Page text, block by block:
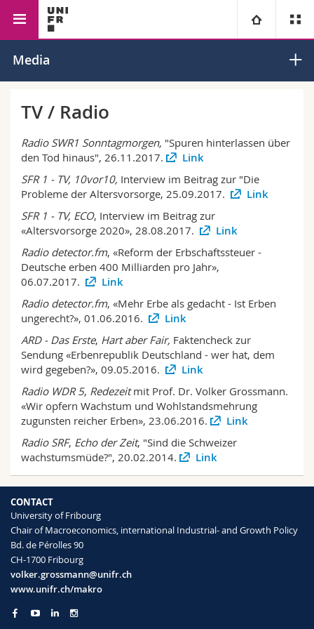
University
University
Continuing education
Law
Management, Economics and Social sciences
Humanities
Education
Science and Medicine
Interfaculty
You are
Prospective students
Students
Medias
Researchers
Employees
PhD students
Ressources
Directory
Maps/Orientation
Libraries
Webmail
Course catalogue
MyUnifr
Faculty of Management,
Sciences
Macroeconomics
Media
TV / Radio
Radio SWR1 Sonntagmorgen, "Spuren hinterlassen über
den Tod hinaus", 26.11.2017.
Link
SFR 1 - TV, 10vor10, Interview im Beitrag zur "Die
Probleme der Altersvorsorge, 25.09.2017.
Link
SFR 1 - TV, ECO, Interview im Beitrag zur
«Altersvorsorge 2020», 28.08.2017.
Link
Radio detector.fm, «Reform der Erbschaftssteuer -
Deutsche erben 400 Milliarden pro Jahr»,
06.07.2017.
Link
Radio detector.fm, «Mehr Erbe als gedacht - Ist Erben
ungerecht?», 01.06.2016.
Link
ARD - Das Erste, Hart aber Fair, Faktencheck zur
Sendung «Erbenrepublik Deutschland - wer hat, dem
wird gegeben?», 09.05.2016.
Link
Radio WDR 5, Redezeitmit Prof. Dr. Volker Grossmann.
«Wir opfern Wachstum und Wohlstandsmehrung
zugunsten reicher Erben», 23.06.2016.
Link
Radio SRF, Echo der Zeit, "Sind die Schweizer
wachstumsmüde?", 20.02.2014.
Link
CONTACT
University of Fribourg
Chair of Macroeconomics, international Industrial- and Growth Policy
Bd. de Pérolles 90
CH-1700 Fribourg
volker.grossmann@unifr.ch
www.unifr.ch/makro